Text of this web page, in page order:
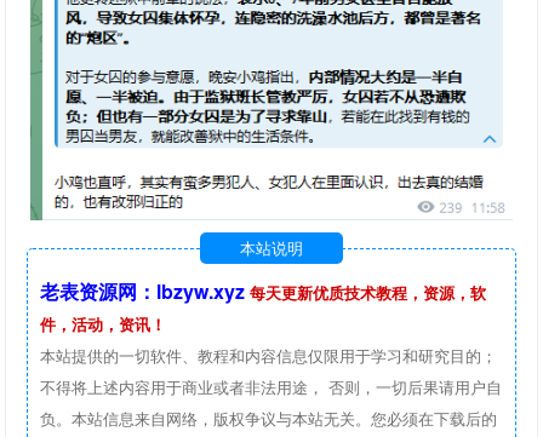
本站说明
老表资源网：lbzyw.xyz 每天更新优质技术教程，资源，软
件，活动，资讯！
本站提供的一切软件、教程和内容信息仅限用于学习和研究目的；
不得将上述内容用于商业或者非法用途， 否则，一切后果请用户自
负。本站信息来自网络，版权争议与本站无关。您必须在下载后的